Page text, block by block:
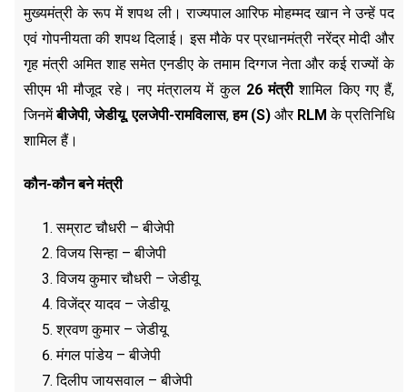
मुख्यमंत्री के रूप में शपथ ली। राज्‍यपाल आरिफ मोहम्‍मद खान ने उन्‍हें पद
एवं गोपनीयता की शपथ दिलाई। इस मौके पर प्रधानमंत्री नरेंद्र मोदी और
गृह मंत्री अमित शाह समेत एनडीए के तमाम दिग्‍गज नेता और कई राज्‍यों के
सीएम भी मौजूद रहे। नए मंत्रालय में कुल 26मंत्रीशामिल किए गए हैं,
जिनमेंबीजेपी,जेडीयू,एलजेपी-रामविलास,हम (S) और RLM के प्रतिनिधि
शामिल हैं।
कौन-कौन बने मंत्री
सम्राट चौधरी – बीजेपी
विजय सिन्हा – बीजेपी
विजय कुमार चौधरी – जेडीयू
विजेंद्र यादव – जेडीयू
श्रवण कुमार – जेडीयू
मंगल पांडेय – बीजेपी
दिलीप जायसवाल – बीजेपी